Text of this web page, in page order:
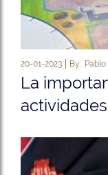
20-01-2023 By:
La